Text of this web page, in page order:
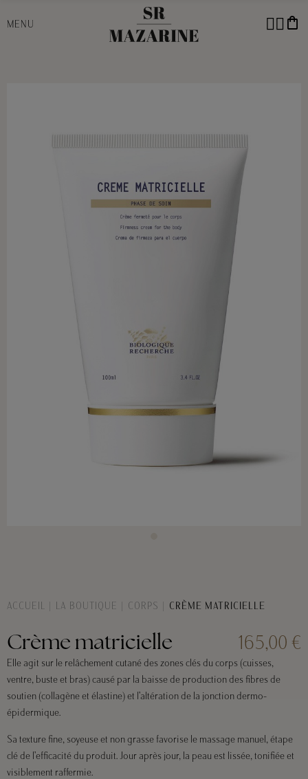
MENU shopping_bag
ACCUEIL LA BOUTIQUE CORPS CRÈME MATRICIELLE
Crème matricielle 165,00 €
Elle agit sur le relâchement cutané des zones clés du corps (cuisses,
ventre, buste et bras) causé par la baisse de production des fibres de
soutien (collagène et élastine) et l’altération de la jonction dermo-
épidermique.
Sa texture fine, soyeuse et non grasse favorise le massage manuel, étape
clé de l’efficacité du produit. Jour après jour, la peau est lissée, tonifiée et
visiblement raffermie.